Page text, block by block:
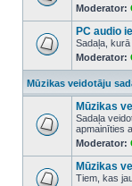
No
unread
posts
Moderator:
No
unread
posts
PC audio
Sadaļa,
Moderator:
Mūzikas veidotāju
No
posts
Mūzikas
Sadaļa
apmainīties
Moderator:
Mūzikas
Tiem, kas